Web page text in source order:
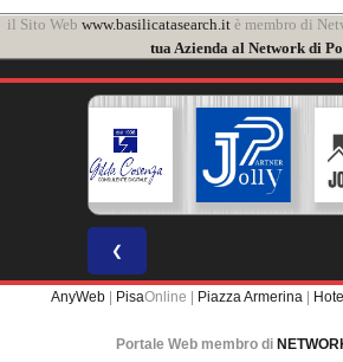
il Sito Web www.basilicatasearch.itè membro di
tua Azienda al Network di
❮
AnyWeb PisaOnline | Piazza Armerina
Portale Web membro di